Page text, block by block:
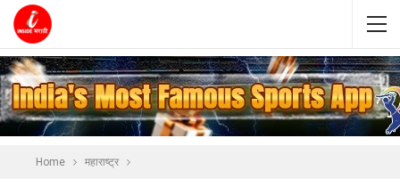
Home महाराष्ट्र